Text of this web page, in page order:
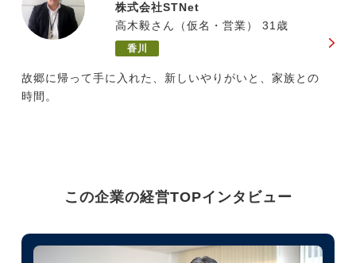
株式会社STNet
高木毅さん（仮名・営業） 31歳
香川
故郷に帰って手に入れた、新しいやりがいと、家族との
時間。
この企業の経営TOPインタビュー